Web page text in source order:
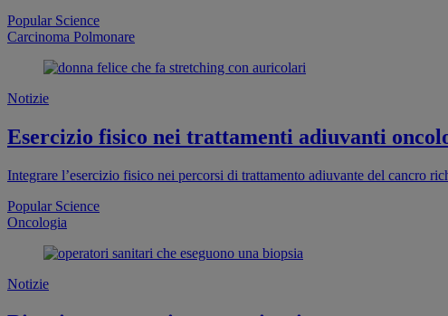
Popular Science
Carcinoma Polmonare
Notizie
Esercizio fisico nei trattamenti adiuvanti
Integrare l’esercizio fisico nei percorsi di trattamento adiuvante del cancro
Popular Science
Oncologia
Notizie